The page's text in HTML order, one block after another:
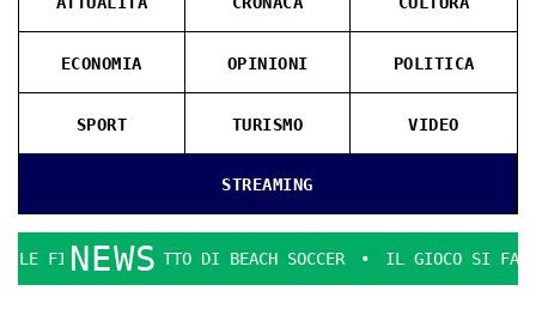
STREAMING
ECONOMIA OPINIONI POLITICA
SPORT TURISMO VIDEO
NEWS
DI BEACH SOCCER IL GIOCO SI FA DURO. IL PD